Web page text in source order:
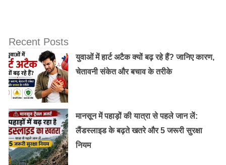
Recent Posts
युवाओं में हार्ट अटैक क्यों बढ़ रहे हैं? जानिए कारण,
चेतावनी संकेत और बचाव के तरीके
मानसून में पहाड़ों की यात्रा से पहले जान लें:
लैंडस्लाइड के बढ़ते खतरे और 5 जरूरी सुरक्षा
नियम